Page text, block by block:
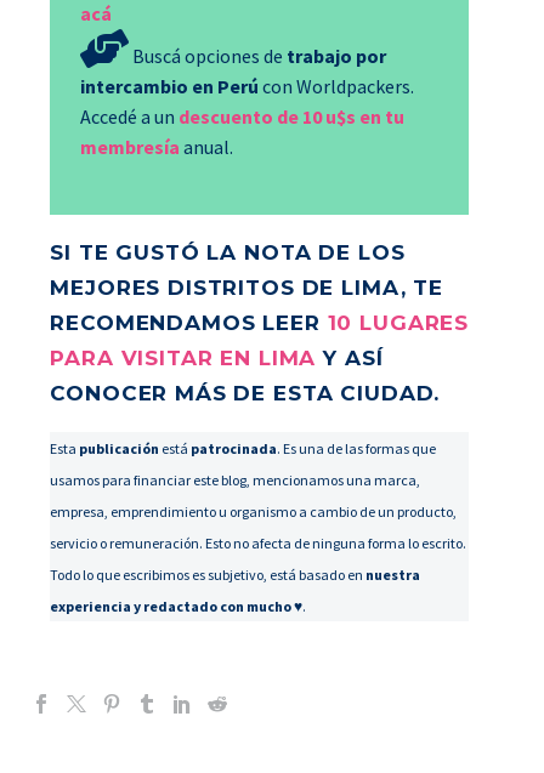
acá
Buscá opciones de trabajo por
intercambio en Perú con Worldpackers.
Accedé a un descuento de 10 u$s en tu
membresía anual.
SI TE GUSTÓ LA NOTA DE LOS
MEJORES DISTRITOS DE LIMA, TE
RECOMENDAMOS LEER 10 LUGARES
PARA VISITAR EN LIMA Y ASÍ
CONOCER MÁS DE ESTA CIUDAD.
Esta publicación está patrocinada. Es una de las formas que
usamos para financiar este blog, mencionamos una marca,
empresa, emprendimiento u organismo a cambio de un producto,
servicio o remuneración. Esto no afecta de ninguna forma lo escrito.
Todo lo que escribimos es subjetivo, está basado en nuestra
experiencia y redactado con mucho ♥.